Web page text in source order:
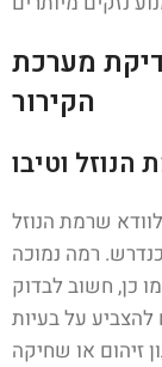
מערכת
הקירור
הנוזל וטיבו
שרמת הנוזל
רמה נמוכה
כן, חשוב לבדוק
להצביע על בעיות